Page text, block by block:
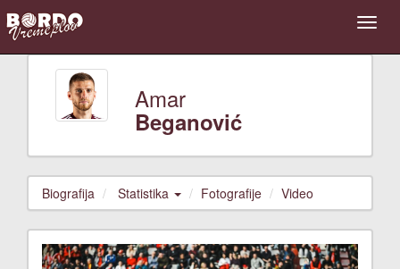
Amar
Beganović
Biografija Statistika Fotografije Video
Previous Next